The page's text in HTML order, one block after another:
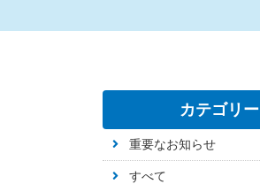
カテゴリー
重要なお知らせ
すべて